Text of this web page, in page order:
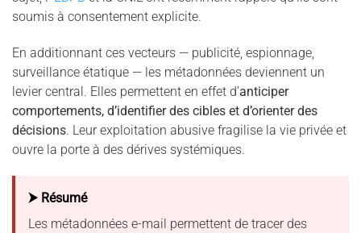
soumis à consentement explicite.
En additionnant ces vecteurs — publicité, espionnage,
surveillance étatique — les métadonnées deviennent un
levier central. Elles permettent en effet d’anticiper
comportements, d’identifier des cibles et d’orienter des
décisions. Leur exploitation abusive fragilise la vie privée et
ouvre la porte à des dérives systémiques.
⮞ Résumé
Les métadonnées e-mail permettent de tracer des